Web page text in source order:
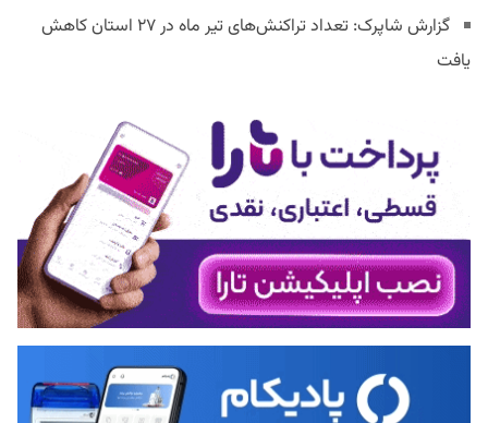
گزارش شاپرک: تعداد تراکنش‌های تیر ماه در ۲۷ استان‌ کاهش
یافت